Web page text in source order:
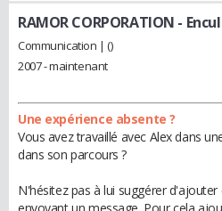
RAMOR CORPORATION -
Communication | ()
2007 - maintenant
Une expérience absente ?
Vous avez travaillé avec Alex dans
dans son parcours ?
N'hésitez pas à lui suggérer